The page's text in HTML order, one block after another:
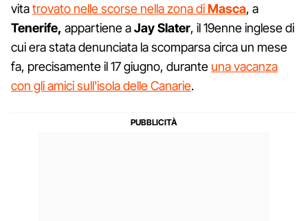
vitatrovato nelle scorse nella zona diMasca, a
Tenerife, appartiene aJaySlater, il 19enne inglese di
cui era stata denunciata la scomparsa circa un mese
fa, precisamente il 17 giugno, durante una vacanza
con gli amici sull'isola delle Canarie.